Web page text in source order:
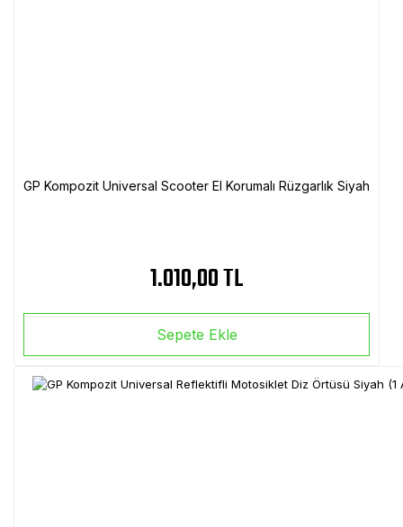
GP Kompozit Universal Scooter El Korumalı Rüzgarlık Siyah
1.010,00 TL
Sepete Ekle